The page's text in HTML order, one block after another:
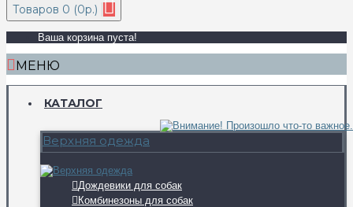
Товаров 0 (0р.)
Ваша корзина пуста!
МЕНЮ
КАТАЛОГ
Верхняя одежда
Дождевики для собак
Комбинезоны для собак